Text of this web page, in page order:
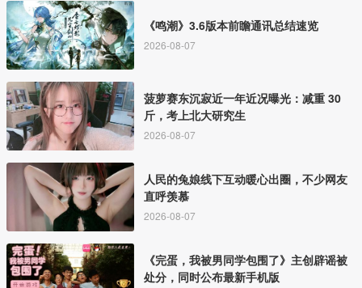
《鸣潮》3.6版本前瞻通讯总结速览
2026-08-07
菠萝赛东沉寂近一年近况曝光：减重 30
斤，考上北大研究生
2026-08-07
人民的兔娘线下互动暖心出圈，不少网友
直呼羡慕
2026-08-07
《完蛋，我被男同学包围了》主创辟谣被
处分，同时公布最新手机版